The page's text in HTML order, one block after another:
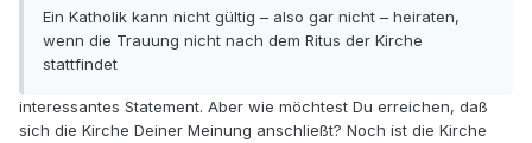
Ein Katholik kann nicht gültig – also gar nicht – heiraten,
wenn die Trauung nicht nach dem Ritus der Kirche
stattfindet
interessantes Statement. Aber wie möchtest Du erreichen, daß
sich die Kirche Deiner Meinung anschließt? Noch ist die Kirche